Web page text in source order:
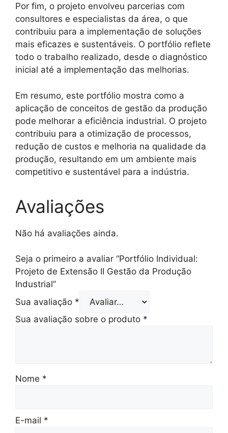
Por fim, o projeto envolveu parcerias com
consultores e especialistas da área, o que
contribuiu para a implementação de soluções
mais eficazes e sustentáveis. O portfólio reflete
todo o trabalho realizado, desde o diagnóstico
inicial até a implementação das melhorias.
Em resumo, este portfólio mostra como a
aplicação de conceitos de gestão da produção
pode melhorar a eficiência industrial. O projeto
contribuiu para a otimização de processos,
redução de custos e melhoria na qualidade da
produção, resultando em um ambiente mais
competitivo e sustentável para a indústria.
Avaliações
Não há avaliações ainda.
Seja o primeiro a avaliar “Portfólio Individual:
Projeto de Extensão II Gestão da Produção
Industrial”
Sua avaliação *
Sua avaliação sobre o produto *
Nome *
E-mail *